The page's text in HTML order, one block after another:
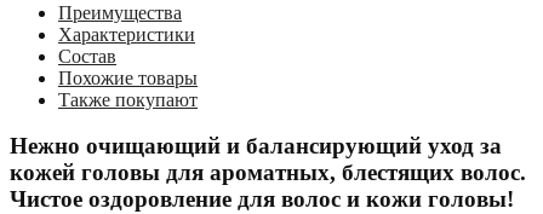
Преимущества
Характеристики
Состав
Похожие товары
Также покупают
Нежно очищающий и балансирующий уход за
кожей головы для ароматных, блестящих волос.
Чистое оздоровление для волос и кожи головы!